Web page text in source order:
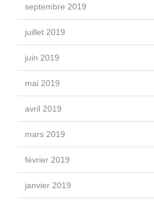
septembre 2019
juillet 2019
juin 2019
mai 2019
avril 2019
mars 2019
février 2019
janvier 2019